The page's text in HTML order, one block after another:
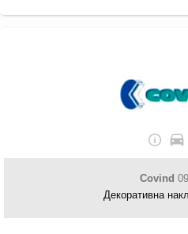
Covind
Декоративна